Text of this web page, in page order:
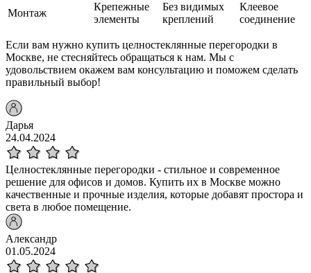
Монтаж
Крепежные
элементы
Без видимых
креплений
Клеевое
соединение
Если вам нужно купить целностеклянные перегородки в
Москве, не стесняйтесь обращаться к нам. Мы с
удовольствием окажем вам консультацию и поможем сделать
правильный выбор!
Дарья
24.04.2024
Целностеклянные перегородки - стильное и современное
решение для офисов и домов. Купить их в Москве можно
качественные и прочные изделия, которые добавят простора и
света в любое помещение.
Александр
01.05.2024